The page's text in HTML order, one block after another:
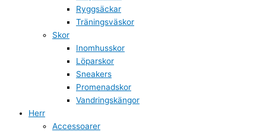
Ryggsäckar
Träningsväskor
Skor
Inomhusskor
Löparskor
Sneakers
Promenadskor
Vandringskängor
Herr
Accessoarer